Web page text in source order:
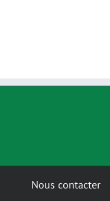
Nous contacter